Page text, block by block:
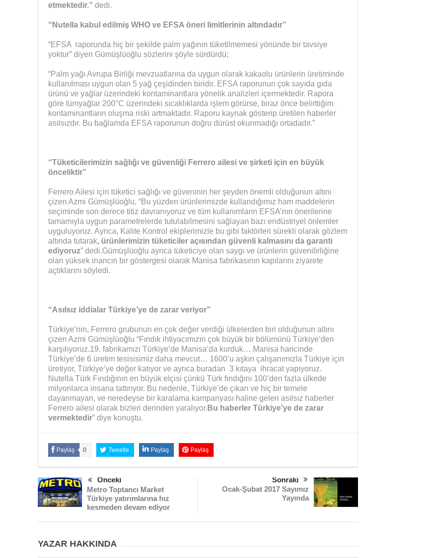
etmektedir.” dedi.
“Nutella kabul edilmiş WHO ve EFSA öneri limitlerinin altındadır”
“EFSA raporunda hiç bir şekilde palm yağının tüketilmemesi yönünde bir tavsiye
yoktur” diyen Gümüşlüoğlu sözlerini şöyle sürdürdü;
“Palm yağı Avrupa Birliği mevzuatlarına da uygun olarak kakaolu ürünlerin üretiminde
kullanılması uygun olan 5 yağ çeşidinden biridir. EFSA raporunun çok sayıda gıda
ürünü ve yağlar üzerindeki kontaminantlara yönelik analizleri içermektedir. Rapora
göre tümyağlar 200°C üzerindeki sıcaklıklarda işlem görürse, biraz önce belirttiğim
kontaminantların oluşma riski artmaktadır. Raporu kaynak gösterip üretilen haberler
asılsızdır. Bu bağlamda EFSA raporunun doğru dürüst okunmadığı ortadadır.”
“Tüketicilerimizin sağlığı ve güvenliği Ferrero ailesi ve şirketi için en büyük
önceliktir”
Ferrero Ailesi için tüketici sağlığı ve güveninin her şeyden önemli olduğunun altını
çizen Azmi Gümüşlüoğlu, “Bu yüzden ürünlerimizde kullandığımız ham maddelerin
seçiminde son derece titiz davranıyoruz ve tüm kullanımların EFSA’nın önerilerine
tamamıyla uygun parametrelerde tutulabilmesini sağlayan bazı endüstriyel önlemler
uyguluyoruz. Ayrıca, Kalite Kontrol ekiplerimizle bu gibi faktörleri sürekli olarak gözlem
altında tutarak, ürünlerimizin tüketiciler açısından güvenli kalmasını da garanti
ediyoruz” dedi.Gümüşlüoğlu ayrıca tüketiciye olan saygı ve ürünlerin güvenilirliğine
olan yüksek inancın bir göstergesi olarak Manisa fabrikasının kapılarını ziyarete
açtıklarını söyledi.
“Asılsız iddialar Türkiye’ye de zarar veriyor”
Türkiye’nin, Ferrero grubunun en çok değer verdiği ülkelerden biri olduğunun altını
çizen Azmi Gümüşlüoğlu “Fındık ihtiyacımızın çok büyük bir bölümünü Türkiye’den
karşılıyoruz.19. fabrikamızı Türkiye’de Manisa’da kurduk… Manisa haricinde
Türkiye’de 6 üretim tesisisimiz daha mevcut… 1600’u aşkın çalışanımızla Türkiye için
üretiyor, Türkiye’ye değer katıyor ve ayrıca buradan 3 kıtaya ihracat yapıyoruz.
Nutella Türk Fındığının en büyük elçisi çünkü Türk fındığını 100’den fazla ülkede
milyonlarca insana tattırıyor. Bu nedenle, Türkiye’de çıkan ve hiç bir temele
dayanmayan, ve neredeyse bir karalama kampanyası haline gelen asılsız haberler
Ferrero ailesi olarak bizleri derinden yaralıyor. Bu haberler Türkiye’ye de zarar
vermektedir” diye konuştu.
Paylaş 0 Tweetle Paylaş Paylaş
Önceki
Metro Toptancı Market
Türkiye yatırımlarına hız
kesmeden devam ediyor
Sonraki
Ocak-Şubat 2017 Sayımız
Yayında
YAZAR HAKKINDA